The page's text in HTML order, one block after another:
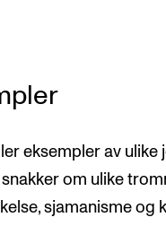
eksempler av ulike
om ulike
sjamanisme og